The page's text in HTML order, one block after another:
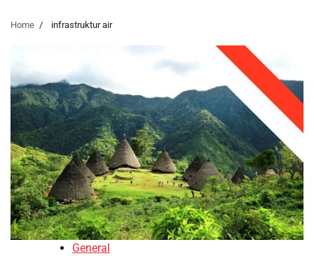
Home infrastruktur air
General